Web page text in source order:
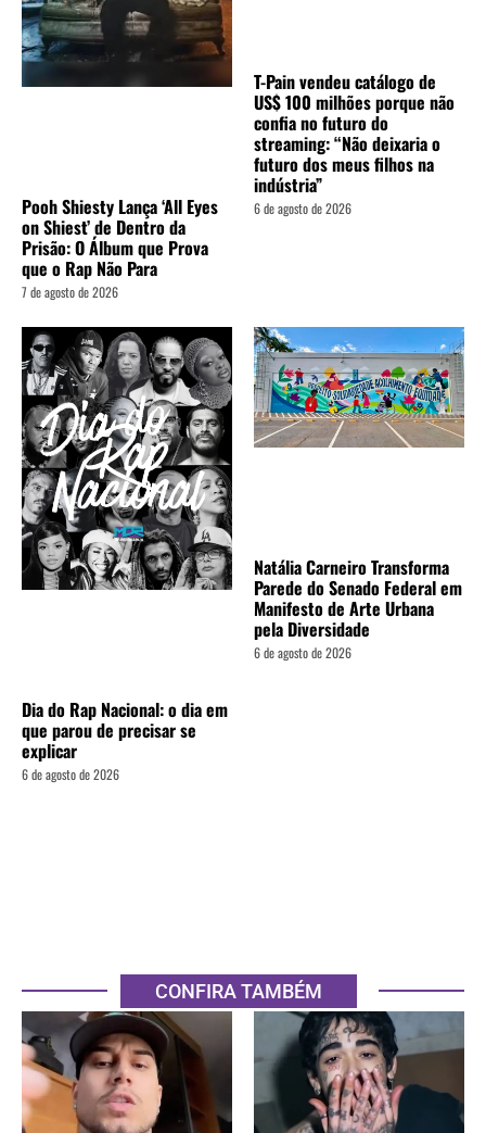
Pooh Shiesty Lança ‘All Eyes
on Shiest’ de Dentro da
Prisão: O Álbum que Prova
que o Rap Não Para
7 de agosto de 2026
T-Pain vendeu catálogo de
US$ 100 milhões porque não
confia no futuro do
streaming: “Não deixaria o
futuro dos meus filhos na
indústria”
6 de agosto de 2026
Dia do Rap Nacional: o dia em
que parou de precisar se
explicar
6 de agosto de 2026
Natália Carneiro Transforma
Parede do Senado Federal em
Manifesto de Arte Urbana
pela Diversidade
6 de agosto de 2026
CONFIRA TAMBÉM